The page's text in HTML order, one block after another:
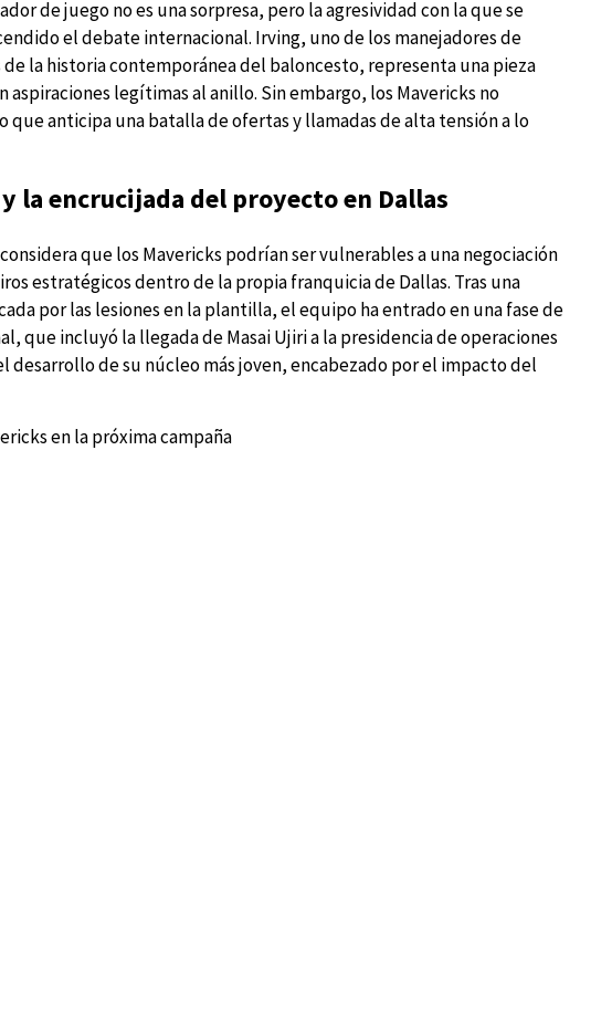
de juego no es una sorpresa, pero la agresividad con la que se
el debate internacional. Irving, uno de los manejadores de
la historia contemporánea del baloncesto, representa una pieza
legítimas al anillo. Sin embargo, los Mavericks no
anticipa una batalla de ofertas y llamadas de alta tensión a lo
la encrucijada del proyecto en Dallas
que los Mavericks podrían ser vulnerables a una negociación
estratégicos dentro de la propia franquicia de Dallas. Tras una
por las lesiones en la plantilla, el equipo ha entrado en una fase de
que incluyó la llegada de Masai Ujiri a la presidencia de operaciones
de su núcleo más joven, encabezado por el impacto del